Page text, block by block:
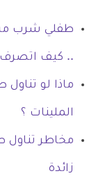
طفلي شرب
.. كيف اتصرف
ماذا لو
الملينات ؟
مخاطر
زائدة